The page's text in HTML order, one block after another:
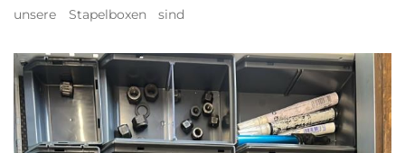
unsere Stapelboxen sind